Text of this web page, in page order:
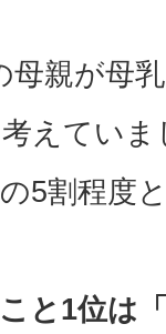
母親が母
えてい
5割程度
と1位は